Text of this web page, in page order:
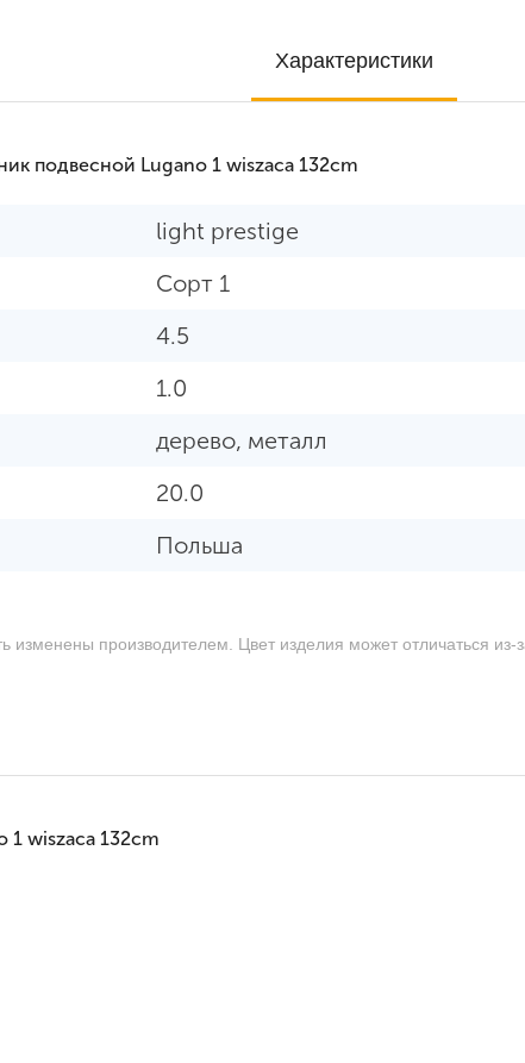
Характеристики
подвесной Lugano 1 wiszaca 132cm
light prestige
Сорт 1
4.5
1.0
дерево, металл
20.0
Польша
изменены производителем. Цвет изделия может отличаться из-
1 wiszaca 132cm